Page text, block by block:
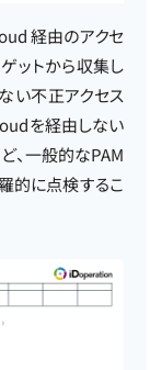
経由のアクセ
ットから収集し
い不正アクセス
を経由しない
、一般的なPAM
的に点検するこ